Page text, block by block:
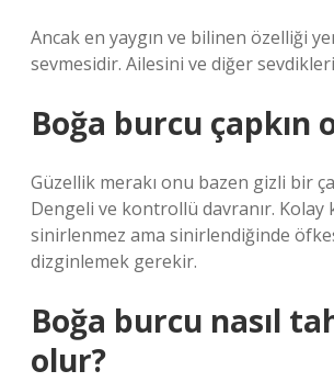
Ancak en yaygın ve bilinen özelliği
sevmesidir. Ailesini ve diğer
Boğa burcu çapkın
Güzellik merakı onu bazen gizli bir
Dengeli ve kontrollü davranır. Kolay
sinirlenmez ama sinirlendiğinde
dizginlemek gerekir.
Boğa burcu nasıl
olur?